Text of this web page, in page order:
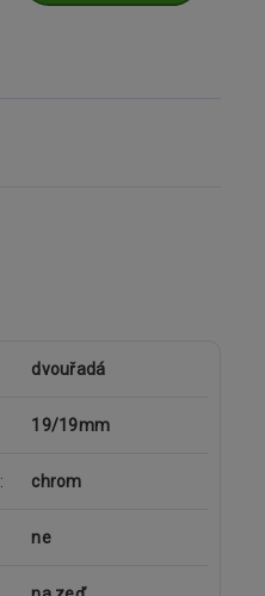
dvouřadá
19/19mm
chrom
ne